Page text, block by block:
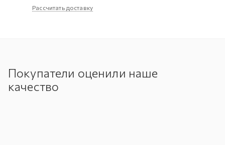
Рассчитать доставку
Покупатели оценили наше
качество